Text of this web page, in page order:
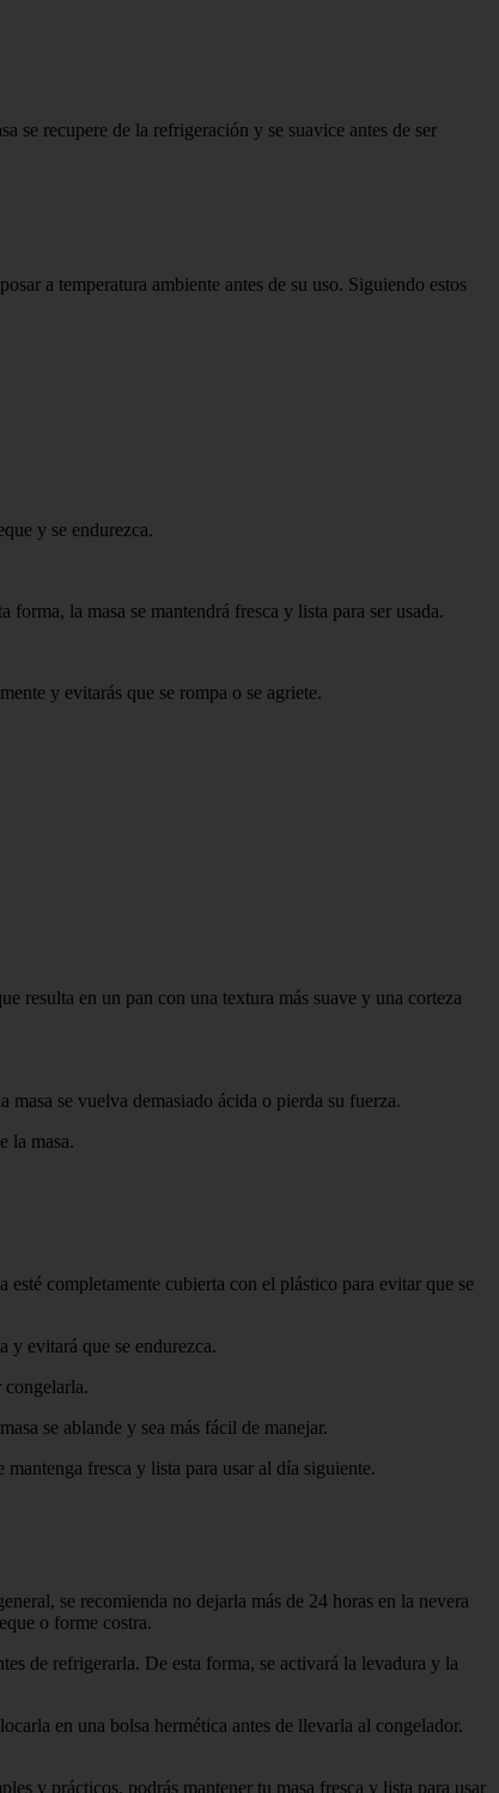
se recupere de la refrigeración y se suavice antes de ser
a temperatura ambiente antes de su uso. Siguiendo estos
y se endurezca.
forma, la masa se mantendrá fresca y lista para ser usada.
y evitarás que se rompa o se agriete.
resulta en un pan con una textura más suave y una corteza
se vuelva demasiado ácida o pierda su fuerza.
la masa.
completamente cubierta con el plástico para evitar que se
y evitará que se endurezca.
congelarla.
se ablande y sea más fácil de manejar.
fresca y lista para usar al día siguiente.
se recomienda no dejarla más de 24 horas en la nevera
o forme costra.
de refrigerarla. De esta forma, se activará la levadura y la
en una bolsa hermética antes de llevarla al congelador.
y prácticos, podrás mantener tu masa fresca y lista para usar